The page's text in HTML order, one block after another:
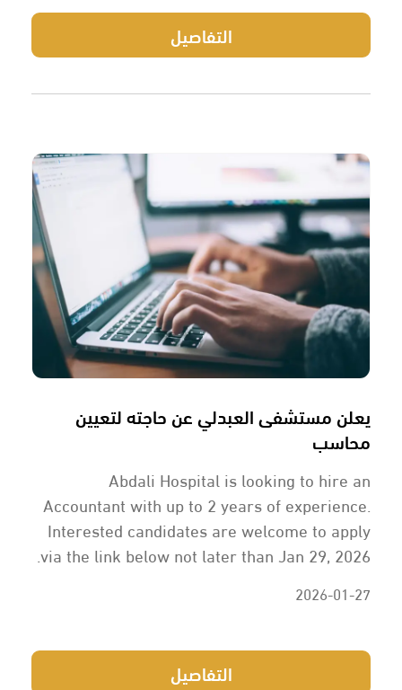
التفاصيل
يعلن مستشفى العبدلي عن حاجته لتعيين
محاسب
Abdali Hospital is looking to hire an
Accountant with up to 2 years of experience.
Interested candidates are welcome to apply
via the link below not later than Jan 29, 2026.
2026-01-27
التفاصيل